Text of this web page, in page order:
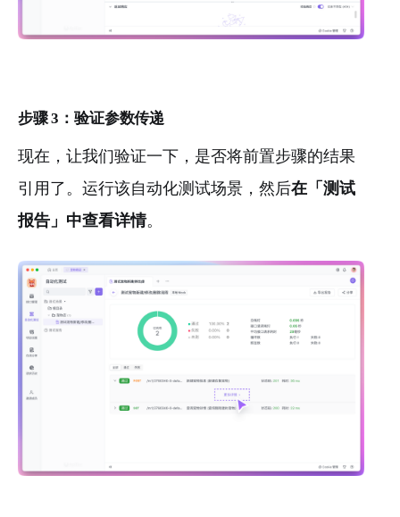
步骤 3：验证参数传递
现在，让我们验证一下，是否将前置步骤的结果
引用了。运行该自动化测试场景，然后在「测试
报告」中查看详情。